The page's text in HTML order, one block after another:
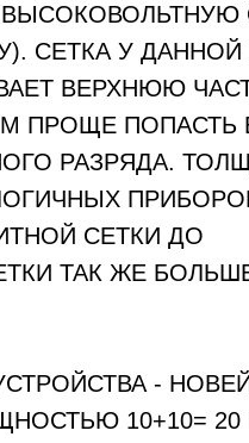
СЕТКА У
ВЕРХНЮЮ
ПРОЩЕ ПОПАСТЬ
РАЗРЯДА.
СЕТКИ ДО
ТАК ЖЕ
-
10+10= 20